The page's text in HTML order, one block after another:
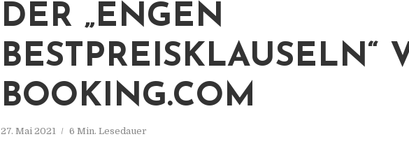
DER „ENGEN
BESTPREISKLAUSELN“
BOOKING.COM
27. Mai 2021 6 Min. Lesedauer